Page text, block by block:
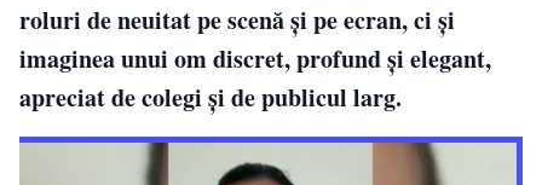
roluri de neuitat pe scenă și pe ecran, ci și
imaginea unui om discret, profund și elegant,
apreciat de colegi și de publicul larg.